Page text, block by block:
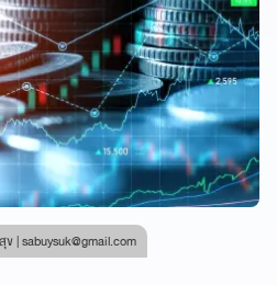
ข |sabuysuk@gmail.com